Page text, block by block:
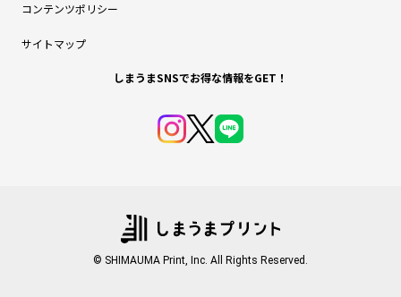
コンテンツポリシー
サイトマップ
しまうまSNSでお得な情報をGET！
© SHIMAUMA Print, Inc. All Rights Reserved.